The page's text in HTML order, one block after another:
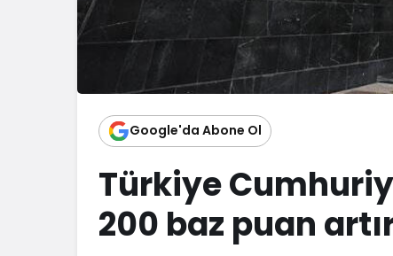
Google'da Abone Ol
Türkiye
200 baz puan